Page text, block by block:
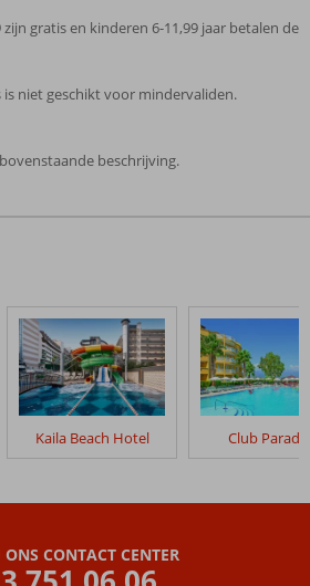
gratis en kinderen 6-11,99 jaar betalen de
is niet geschikt voor mindervaliden.
beschrijving.
Kaila Beach Hotel Club
CONTACT CENTER